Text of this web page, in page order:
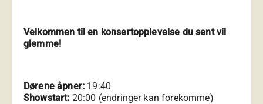
Velkommen til en konsertopplevelse du sent vil
glemme!
Dørene åpner: 19:40
Showstart: 20:00 (endringer kan forekomme)